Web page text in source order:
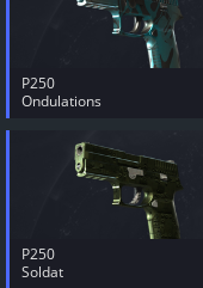
P250
Ondulations
P250
Soldat